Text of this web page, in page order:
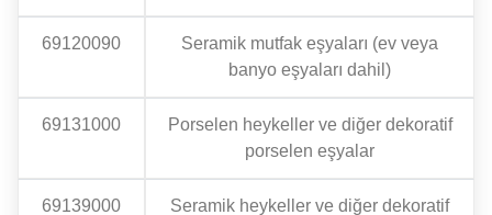
69120090
Seramik mutfak eşyaları (ev veya
banyo eşyaları dahil)
69131000
Porselen heykeller ve diğer dekoratif
porselen eşyalar
69139000
Seramik heykeller ve diğer dekoratif